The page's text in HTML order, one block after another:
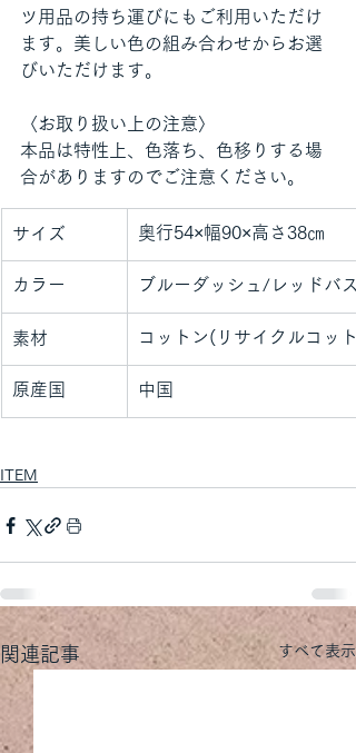
ツ用品の持ち運びにもご利用いただけ
ます。美しい色の組み合わせからお選
びいただけます。
〈お取り扱い上の注意〉
本品は特性上、色落ち、色移りする場
合がありますのでご注意ください。
サイズ 奥行54×幅90×高さ38㎝
カラー ブルーダッシュ/レッドバ
素材 コットン(リサイクルコッ
原産国 中国
ITEM
関連記事 すべて表示